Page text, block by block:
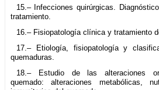
15.– Infecciones quirúrgicas.
tratamiento.
16.– Fisiopatología clínica y tratamiento
17.– Etiología, fisiopatología y
quemaduras.
18.– Estudio de las alteraciones
quemado: alteraciones metabólicas,